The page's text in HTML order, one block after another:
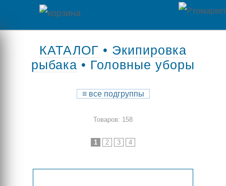
Доставка
КАТАЛОГ • Экипировка
рыбака • Головные уборы
≡все подгруппы
Товаров: 158
1 2 3 4